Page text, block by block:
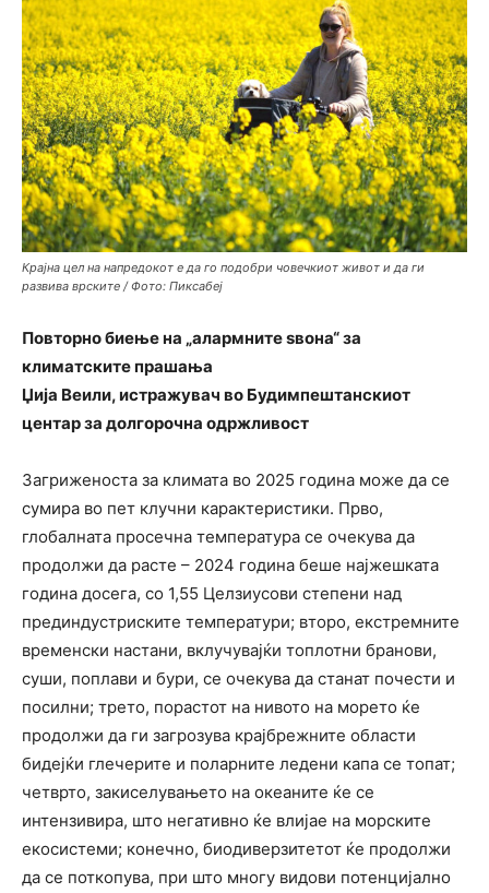
Крајна цел на напредокот е да го подобри човечкиот живот и да ги
развива врските / Фото: Пиксабеј
Повторно биење на „алармните ѕвона“ за
климатските прашања
Џија Веили, истражувач во Будимпештанскиот
центар за долгорочна одржливост
Загриженоста за климата во 2025 година може да се
сумира во пет клучни карактеристики. Прво,
глобалната просечна температура се очекува да
продолжи да расте – 2024 година беше најжешката
година досега, со 1,55 Целзиусови степени над
прединдустриските температури; второ, екстремните
временски настани, вклучувајќи топлотни бранови,
суши, поплави и бури, се очекува да станат почести и
посилни; трето, порастот на нивото на морето ќе
продолжи да ги загрозува крајбрежните области
бидејќи глечерите и поларните ледени капа се топат;
четврто, закиселувањето на океаните ќе се
интензивира, што негативно ќе влијае на морските
екосистеми; конечно, биодиверзитетот ќе продолжи
да се поткопува, при што многу видови потенцијално